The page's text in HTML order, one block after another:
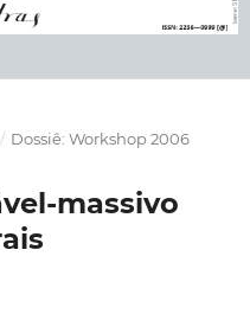
/ Dossiê: Workshop 2006
massivo